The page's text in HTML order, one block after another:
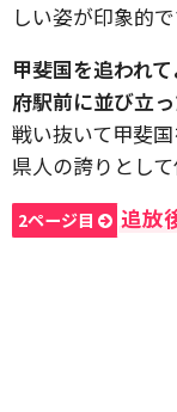
しい姿が印象的で
甲斐国を追われ
府駅前に並び立
戦い抜いて甲斐
県人の誇りとし
2ページ目 追放